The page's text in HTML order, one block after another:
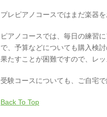
プレピアノコースではまだ楽器
ピアノコースでは、毎日の練習
で、予算などについても購入検
果たすことが困難ですので、レ
受験コースについても、ご自宅
Back To Top